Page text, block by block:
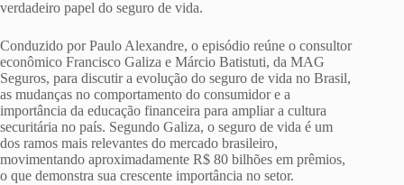
verdadeiro papel do seguro de vida.
Conduzido por Paulo Alexandre, o episódio reúne o consultor
econômico Francisco Galiza e Márcio Batistuti, da MAG
Seguros, para discutir a evolução do seguro de vida no Brasil,
as mudanças no comportamento do consumidor e a
importância da educação financeira para ampliar a cultura
securitária no país. Segundo Galiza, o seguro de vida é um
dos ramos mais relevantes do mercado brasileiro,
movimentando aproximadamente R$ 80 bilhões em prêmios,
o que demonstra sua crescente importância no setor.